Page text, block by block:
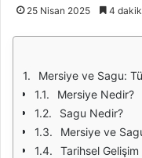
25 Nisan 2025 4
Mersiye ve Sagu:
Mersiye Nedir?
Sagu Nedir?
Mersiye ve
Tarihsel Gelişim